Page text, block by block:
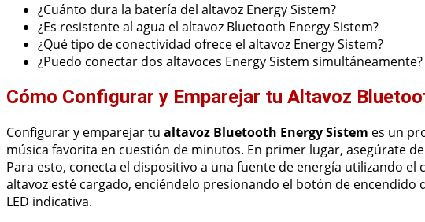
¿Cuánto dura la batería del altavoz Energy Sistem?
¿Es resistente al agua el altavoz Bluetooth Energy Sistem?
¿Qué tipo de conectividad ofrece el altavoz Energy Sistem?
¿Puedo conectar dos altavoces Energy Sistem simultáneamente?
Cómo Configurar y Emparejar tu Altavoz
Configurar y emparejar tu altavoz Bluetooth Energy Sistem es un
música favorita en cuestión de minutos. En primer lugar, asegúrate
Para esto, conecta el dispositivo a una fuente de energía utilizando el
altavoz esté cargado, enciéndelo presionando el botón de encendido
LED indicativa.